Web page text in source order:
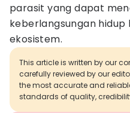
parasit yang dapat
keberlangsungan
ekosistem.
This article is written by our
carefully reviewed by our
the most accurate and
standards of quality,